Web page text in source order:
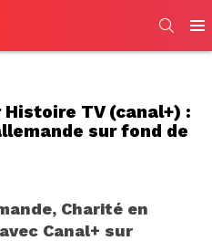
TV (canal+) :
sur fond de
Charité en
Canal+ sur